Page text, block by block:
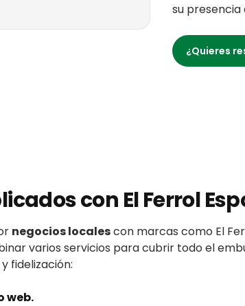
su
¿Quieres
con El Ferrol
negocios localescon marcas como El
varios servicios para cubrir todo el
fidelización:
web.